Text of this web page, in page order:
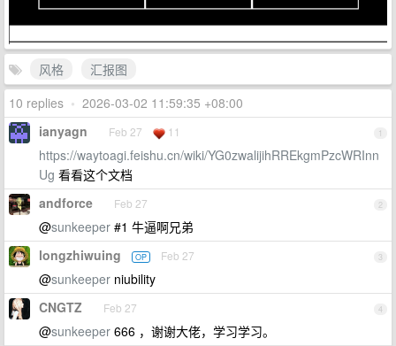
风格
汇报图
10 replies • 2026-03-02 11:59:35 +08:00
1
ianyagn Feb 27 11
https://waytoagi.feishu.cn/wiki/YG0zwalijihRREkgmPzcWRInn
Ug 看看这个文档
2
andforce Feb 27
@sunkeeper #1 牛逼啊兄弟
3
longzhiwuing OP Feb 27
@sunkeeper niubility
4
CNGTZ Feb 27
@sunkeeper 666 ，谢谢大佬，学习学习。